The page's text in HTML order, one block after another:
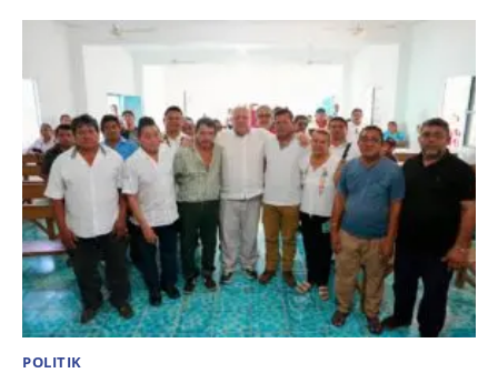
POLITIK